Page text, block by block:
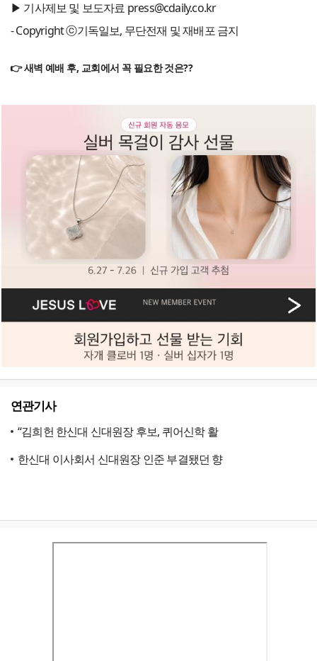
▶ 기사제보 및 보도자료 press@cdaily.co.kr
- Copyright ⓒ기독일보, 무단전재 및 재배포 금지
👉 새벽 예배 후, 교회에서 꼭 필요한 것은??
연관기사
“김희헌 한신대 신대원장 후보, 퀴어신학 활
한신대 이사회서 신대원장 인준 부결됐던 향